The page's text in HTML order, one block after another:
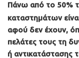
Πάνω από το 50%
καταστημάτων
αφού δεν έχουν,
πελάτες τους τη
ή αντικατάστασης